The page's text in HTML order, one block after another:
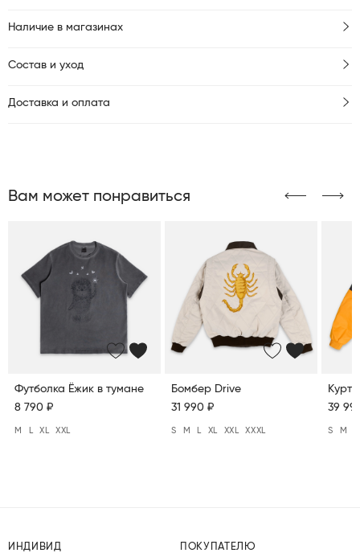
Наличие в магазинах
Состав и уход
Доставка и оплата
Вам может понравиться
Футболка Ёжик в тумане
8 790 ₽
M XL XXL
Бомбер Drive
31 990 ₽
S M XL XXL XXXL
39
S M
ИНДИВИД ПОКУПАТЕЛЮ